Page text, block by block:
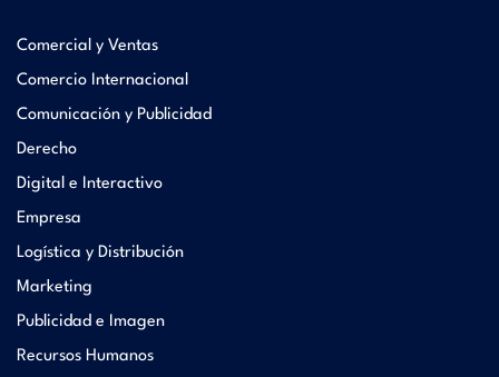
Comercial y Ventas
Comercio Internacional
Comunicación y Publicidad
Derecho
Digital e Interactivo
Empresa
Logística y Distribución
Marketing
Publicidad e Imagen
Recursos Humanos